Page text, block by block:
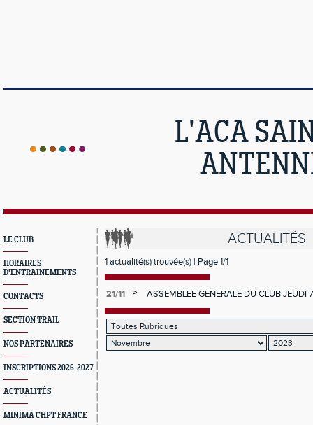
L'ACA
LE CLUB
HORAIRES
D'ENTRAINEMENTS
CONTACTS
SECTION TRAIL
NOS PARTENAIRES
INSCRIPTIONS 2026-2027
ACTUALITÉS
MINIMA CHPT FRANCE
ACTUALITÉS
1 actualité(s) trouvée(s) | Page 1/1
21/11 > ASSEMBLEE GENERALE DU CLUB JEUDI